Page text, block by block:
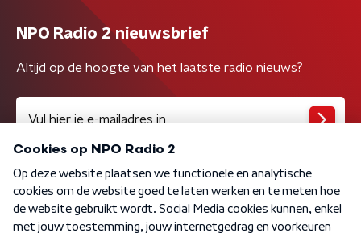
NPO Radio 2 nieuwsbrief
Altijd op de hoogte van het laatste radio nieuws?
Algemene voorwaarden